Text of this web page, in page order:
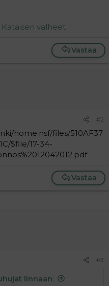
Kataisen valheet
Vastaa
#2
home.nsf/files/510AF37
$file/17-34-
Vastaa
#3
linnaan: